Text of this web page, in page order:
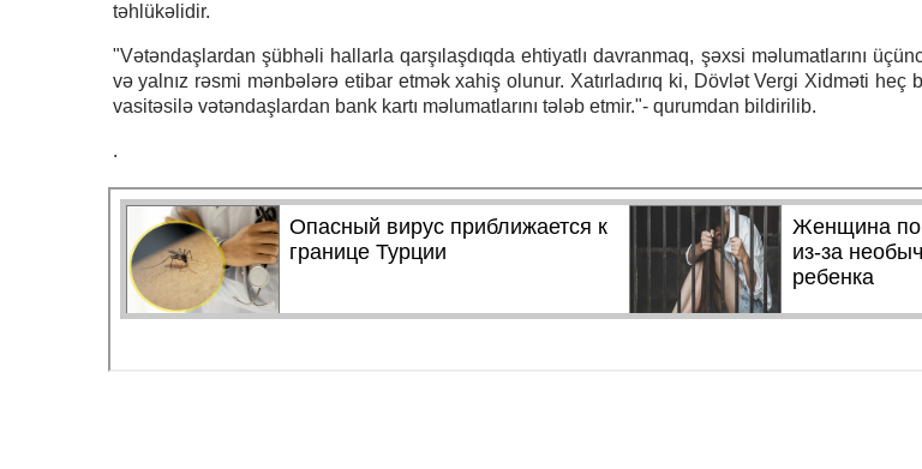
təhlükəlidir.
"Vətəndaşlardan şübhəli hallarla qarşılaşdıqda ehtiyatlı davranmaq, şəxsi məlumatlarını
və yalnız rəsmi mənbələrə etibar etmək xahiş olunur. Xatırladırıq ki, Dövlət Vergi Xidməti heç
vasitəsilə vətəndaşlardan bank kartı məlumatlarını tələb etmir."- qurumdan bildirilib.
.